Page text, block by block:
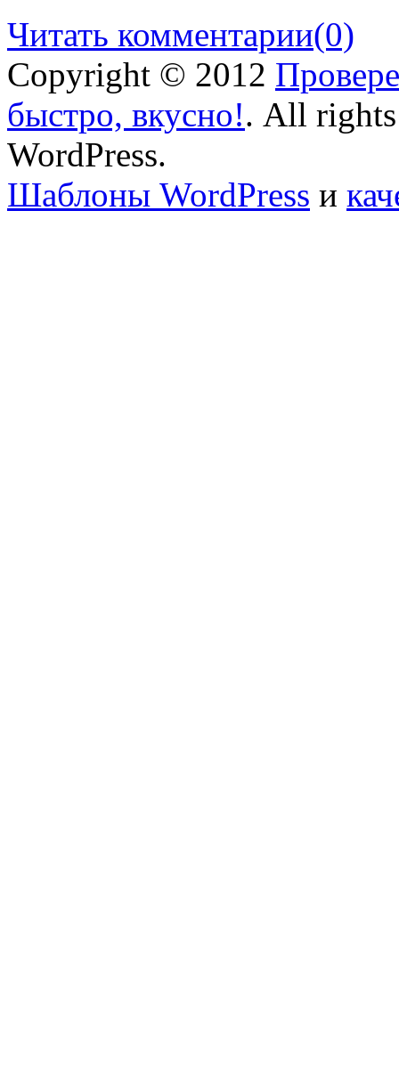
Читать комментарии(0)
Copyright © 2012
быстро, вкусно!. All rights
WordPress.
Шаблоны WordPress и